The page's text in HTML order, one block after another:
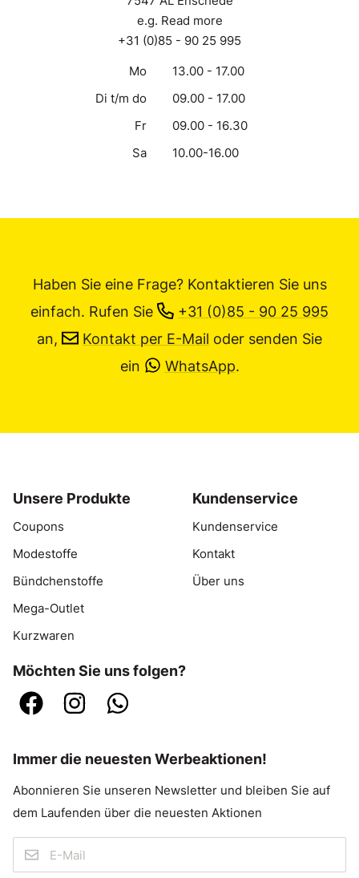
e.g. Read more
+31 (0)85 - 90 25 995
Mo
13.00 - 17.00
Di t/m do
09.00 - 17.00
Fr
09.00 - 16.30
Sa
10.00-16.00
Haben Sie eine Frage? Kontaktieren Sie uns
einfach. Rufen Sie
+31 (0)85 - 90 25 995
an,
Kontakt per E-Mail oder senden Sie
ein
WhatsApp.
Unsere Produkte
Coupons
Modestoffe
Bündchenstoffe
Mega-Outlet
Kurzwaren
Kundenservice
Kundenservice
Kontakt
Über uns
Möchten Sie uns folgen?
Immer die neuesten Werbeaktionen!
Abonnieren Sie unseren Newsletter und bleiben Sie auf
dem Laufenden über die neuesten Aktionen